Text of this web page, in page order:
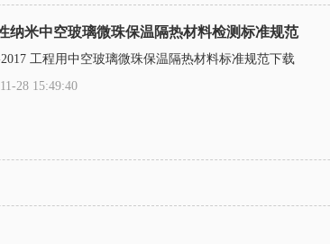
纳米中空玻璃微珠保温隔热材料检测标准规范
2017 工程用中空玻璃微珠保温隔热材料标准规范下载
28 15:49:40